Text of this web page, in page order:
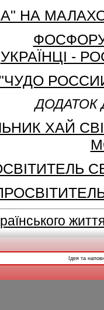
НА
УКРАЇНЦІ -
"ЧУДО
ДОДАТОК
ХАЙ
Ідея та